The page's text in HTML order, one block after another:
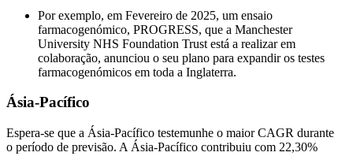
Por exemplo, em Fevereiro de 2025, um ensaio
farmacogenómico, PROGRESS, que a Manchester
University NHS Foundation Trust está a realizar em
colaboração, anunciou o seu plano para expandir os testes
farmacogenómicos em toda a Inglaterra.
Ásia-Pacífico
Espera-se que a Ásia-Pacífico testemunhe o maior CAGR durante
o período de previsão. A Ásia-Pacífico contribuiu com 22,30%